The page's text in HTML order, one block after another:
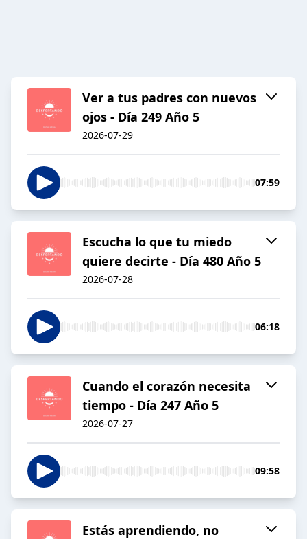
Ver a tus padres con nuevos
ojos - Día 249 Año 5
2026-07-29
07:59
Escucha lo que tu miedo
quiere decirte - Día 480 Año 5
2026-07-28
06:18
Cuando el corazón necesita
tiempo - Día 247 Año 5
2026-07-27
09:58
Estás aprendiendo, no